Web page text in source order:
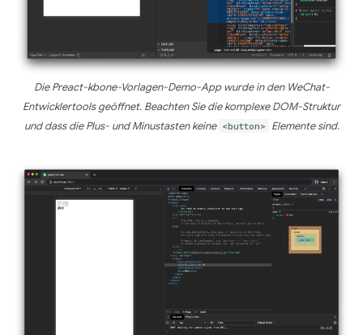
Die Preact-kbone-Vorlagen-Demo-App wurde in den WeChat-
Entwicklertools geöffnet. Beachten Sie die komplexe DOM-Struktur
und dass die Plus- und Minustasten keine <button> Elemente sind.